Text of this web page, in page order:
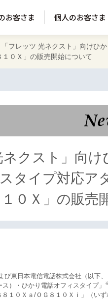
お客さま 個人のお客さま
「フレッツ 光ネクスト」向けひ
０Ｘ」の販売開始について
ネクスト」向
タイプ対応ア
０Ｘ」の販売
東日本電信電話株式会社（以下
）・ひかり電話オフィスタイプ」
１０Ｘａ/ＯＧ８１０Ｘｉ」（い